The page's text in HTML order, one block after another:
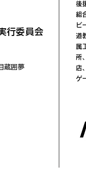
行委員会
蔵囲夢
後
組
ビ
道
属
所
店
ゲ